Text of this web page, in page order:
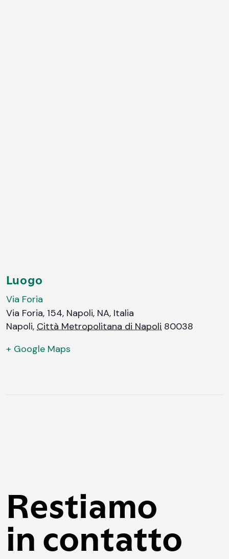
Luogo
Via Foria
Via Foria, 154, Napoli, NA, Italia
Napoli, Città Metropolitana di Napoli 80038
+ Google Maps
Restiamo
in contatto